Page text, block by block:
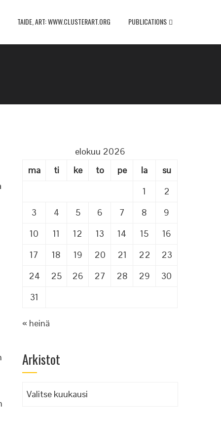
TAIDE, ART: WWW.CLUSTERART.ORG PUBLICATIONS
elokuu 2026
ma
ti ke to pe la
su
1
2
3
4 5 6 7 8
9
10
11 12 13 14 15
16
17
18 19 20 21 22
23
24
25 26 27 28 29
30
31
« heinä
Arkistot
Arkistot